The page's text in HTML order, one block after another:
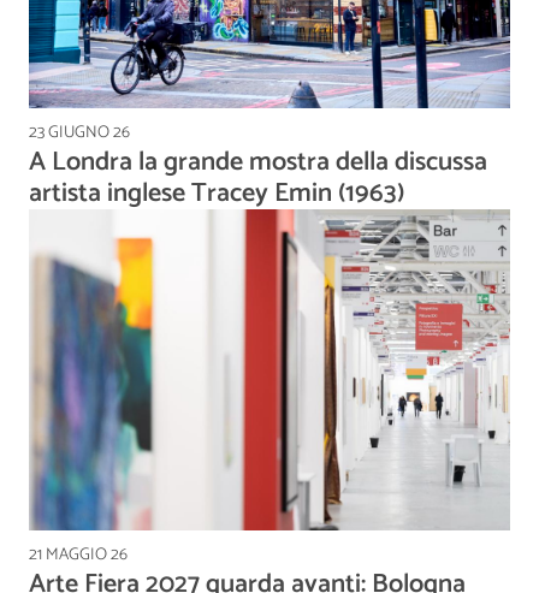
23 GIUGNO 26
A Londra la grande mostra della discussa
artista inglese Tracey Emin (1963)
21 MAGGIO 26
Arte Fiera 2027 guarda avanti: Bologna